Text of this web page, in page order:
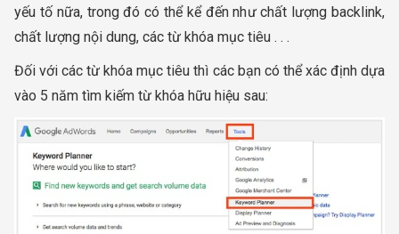
yếu tố nữa, trong đó có thể kể đến như chất lượng backlink,
chất lượng nội dung, các từ khóa mục tiêu . . .
Đối với các từ khóa mục tiêu thì các bạn có thể xác định dựa
vào 5 năm tìm kiếm từ khóa hữu hiệu sau: